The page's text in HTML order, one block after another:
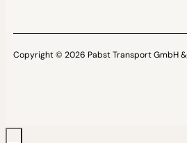
Copyright © 2026 Pabst Transport GmbH &